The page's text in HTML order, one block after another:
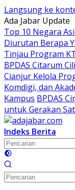
Langsung ke
Ada Jabar Update
Top 10 Negara
Diurutan Berapa
Tinjau Program
BPDAS Citarum
Cianjur Kelola
Komdigi, dan
Kampus BPDAS
untuk Gerakan
Indeks Berita